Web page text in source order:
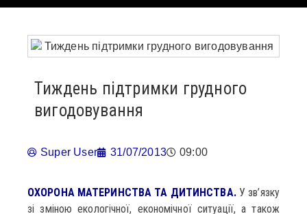
Тиждень підтримки грудного
вигодовування
Super User 31/07/2013 09:00
ОХОРОНА МАТЕРИНСТВА ТА ДИТИНСТВА.У зв’язку
зі зміною екологічної, економічної ситуації, а також